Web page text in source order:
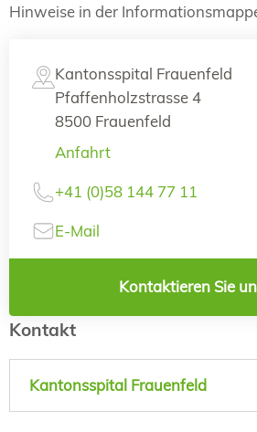
Hinweise in der
Kantonsspital Frauenfeld
Pfaffenholzstrasse 4
8500 Frauenfeld
Anfahrt
+41 (0)58 144 77 11
E-Mail
Kontaktieren Sie
Kontakt
Kantonsspital Frauenfeld